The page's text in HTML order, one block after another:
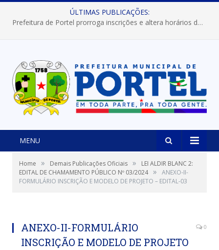
ÚLTIMAS PUBLICAÇÕES:
Prefeitura de Portel prorroga inscrições e altera horários dos concursos “Musa” e “Miss Mix Verão 2026”
MENU
Home » Demais Publicações Oficiais »
LEI ALDIR BLANC 2:
EDITAL DE CHAMAMENTO PÚBLICO Nº 03/2024 »
ANEXO-II-
FORMULÁRIO INSCRIÇÃO E MODELO DE PROJETO – EDITAL-03
ANEXO-II-FORMULÁRIO
INSCRIÇÃO E MODELO DE PROJETO
0